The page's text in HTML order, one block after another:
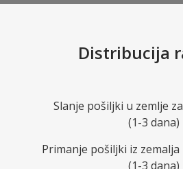
Distribucija
Slanje pošiljki u zemlje
(1-3 dana)
Primanje pošiljki iz zemalja
(1-3 dana)